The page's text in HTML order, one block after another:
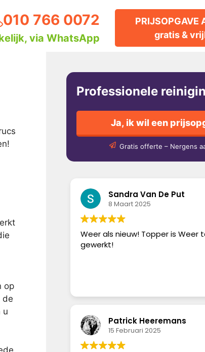
010 766 0072
via WhatsApp
PRIJSOPGAVE
gratis &
op
de
u
Professionele
Ja, ik wil een
Gratis offerte – Nergens
Sandra Van De Put
8 Maart 2025
Weer als nieuw! Topper is Weer
gewerkt!
Patrick Heeremans
15 Februari 2025